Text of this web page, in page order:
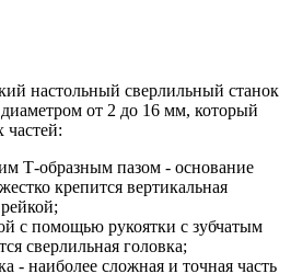
настольный сверлильный станок
диаметром от 2 до 16 мм, который
частей:
Т-образным пазом - основание
крепится вертикальная
с помощью рукоятки с зубчатым
сверлильная головка;
- наиболее сложная и точная часть